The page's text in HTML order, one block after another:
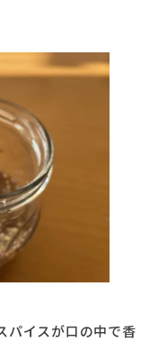
パイスが口の中で香